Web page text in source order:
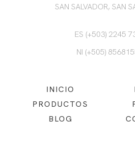
SAN SALVADOR, SAN
ES (+503) 2245
NI (+505)
INICIO
PRODUCTOS
BLOG